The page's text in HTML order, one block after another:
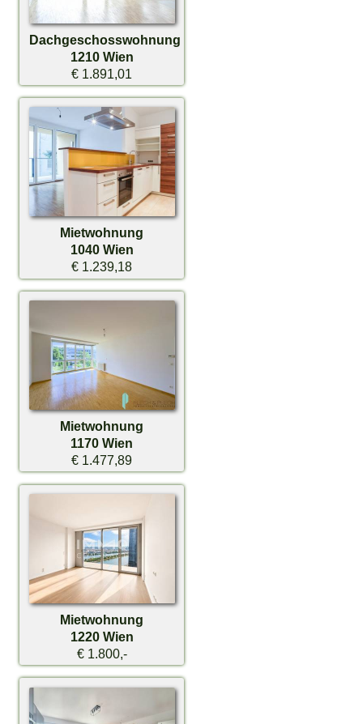
Dachgeschosswohnung
1210 Wien
€ 1.891,01
Mietwohnung
1040 Wien
€ 1.239,18
Mietwohnung
1170 Wien
€ 1.477,89
Mietwohnung
1220 Wien
€ 1.800,-